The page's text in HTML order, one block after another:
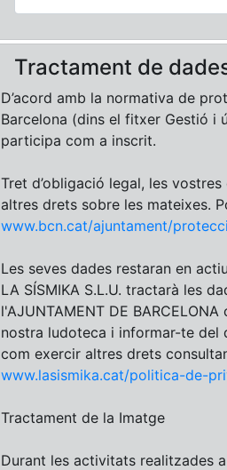
Tractament de
D’acord amb la normativa de
Barcelona (dins el fitxer Gestió i
participa com a inscrit.
Tret d’obligació legal, les
altres drets sobre les mateixes.
www.bcn.cat/ajuntament/
Les seves dades restaran en
LA SÍSMIKA S.L.U. tractarà les
l'AJUNTAMENT DE
nostra ludoteca i informar-te del
com exercir altres drets
www.lasismika.cat/politica-de-
Tractament de la Imatge
Durant les activitats realitzades